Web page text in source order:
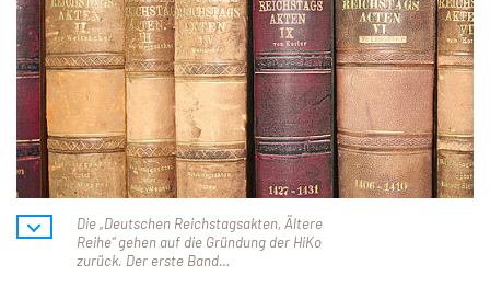
Die „Deutschen Reichstagsakten, Ältere
Reihe“ gehen auf die Gründung der HiKo
zurück. Der erste Band…